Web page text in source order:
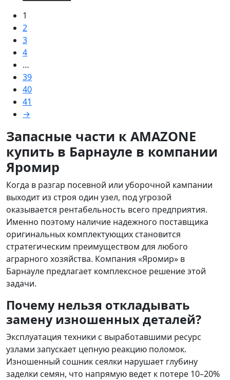
опорный
левый
зам.
934400
1
2
3
4
…
39
40
41
→
Запасные части к AMAZONE
купить в Барнауле в компании
Яромир
Когда в разгар посевной или уборочной кампании
выходит из строя один узел, под угрозой
оказывается рентабельность всего предприятия.
Именно поэтому наличие надежного поставщика
оригинальных комплектующих становится
стратегическим преимуществом для любого
аграрного хозяйства. Компания «Яромир» в
Барнауле предлагает комплексное решение этой
задачи.
Почему нельзя откладывать
замену изношенных деталей?
Эксплуатация техники с выработавшими ресурс
узлами запускает цепную реакцию поломок.
Изношенный сошник сеялки нарушает глубину
заделки семян, что напрямую ведет к потере 10–20%